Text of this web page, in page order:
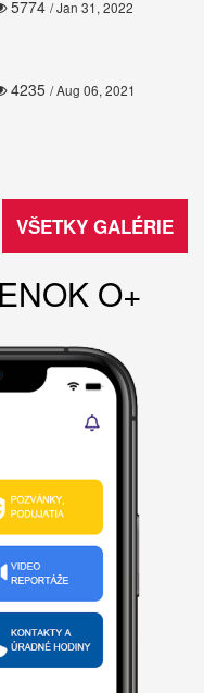
5774 / Jan 31, 2022
4235 / Aug 06, 2021
VŠETKY GALÉRIE
O+